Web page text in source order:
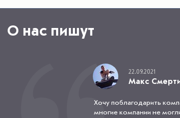
О нас пишут
22.09.2021
Макс
Хочу поблагодарить
многие компании не